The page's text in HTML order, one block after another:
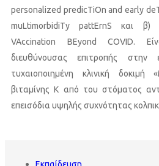
personalized predicTiOn and early
muLtimorbidiTy pattErnS και β)
VAccination BEyond COVID.
διευθύνουσας επιτροπής στην
τυχαιοποιημένη κλινική
βιταμίνης Κ από του στόματος
επεισόδια υψηλής συχνότητας